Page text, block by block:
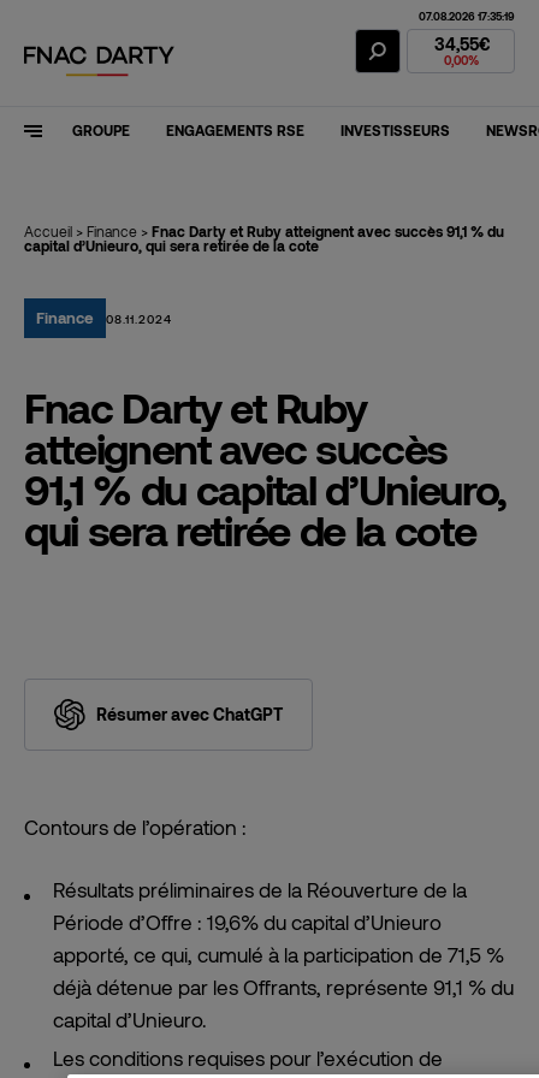
Action Fnac
07.08.2026 17:35:19
34,55€
0,00%
GROUPE ENGAGEMENTS RSE INVESTISSEURS
Accueil > Finance > Fnac Darty et Ruby atteignent avec succès 91,1 % du
capital d’Unieuro, qui sera retirée de la cote
Finance 08.11.2024
Fnac Darty et Ruby
atteignent avec succès
91,1 % du capital d’Unieuro,
qui sera retirée de la cote
Résumer avec ChatGPT
Contours de l’opération :
Résultats préliminaires de la Réouverture de la
Période d’Offre : 19,6% du capital d’Unieuro
apporté, ce qui, cumulé à la participation de 71,5 %
déjà détenue par les Offrants, représente 91,1 % du
capital d’Unieuro.
Les conditions requises pour l’exécution de